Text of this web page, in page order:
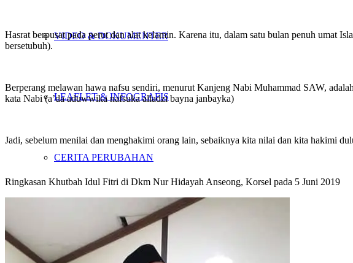
VIDEO & DOKUMENTER
LEAFLET & INFOGRAFIS
CERITA PERUBAHAN
Hasrat berpusat pada perut dan alat kelamin. Karena itu, dalam satu bulan penuh umat
bersetubuh).
Berperang melawan hawa nafsu sendiri, menurut Kanjeng Nabi Muhammad SAW,
kata Nabi (a’da aduwwika nafsuka alladzi bayna janbayka)
Jadi, sebelum menilai dan menghakimi orang lain, sebaiknya kita nilai dan kita hakimi
Ringkasan Khutbah Idul Fitri di Dkm Nur Hidayah Anseong, Korsel pada 5 Juni 2019